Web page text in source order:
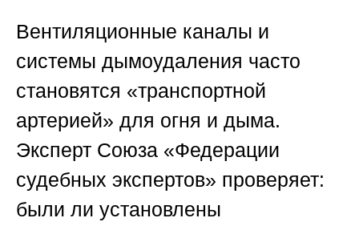
Вентиляционные каналы и
системы дымоудаления часто
становятся «транспортной
артерией» для огня и дыма.
Эксперт Союза «Федерации
судебных экспертов» проверяет:
были ли установлены